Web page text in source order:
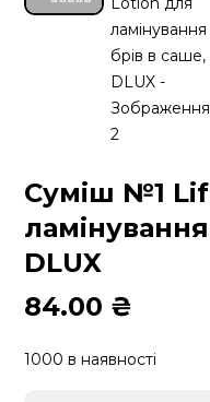
Суміш №1
DLUX
84.00 ₴
1000 в наявності